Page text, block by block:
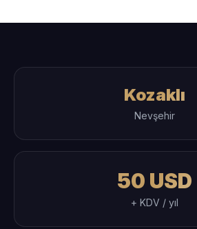
Kozaklı
Nevşehir
50 USD
+ KDV / yıl